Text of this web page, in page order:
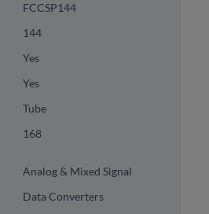
FCCSP144
144
Yes
Yes
Tube
168
Analog & Mixed Signal
Data Converters